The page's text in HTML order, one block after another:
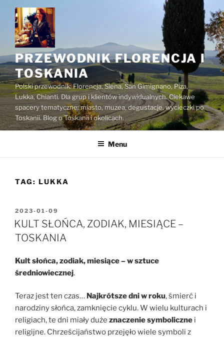
Przejdź
treści
PRZEWODNIK FLORENCJA I
TOSKANIA
Polski przewodnik: Florencja, Siena, San Gimignano, Piza,
Lukka, Chianti. Dla grup i klientów indywidualnych. Ciekawe
spacery tematyczne: miasto, muzea, degustacje, wycieczki po
Toskanii. Blog o Toskanii i okolicach.
Menu
TAG: LUKKA
OPUBLIKOWANE
W
2023-01-09
KULT SŁOŃCA, ZODIAK, MIESIĄCE –
TOSKANIA
Kult słońca, zodiak, miesiące – w sztuce
średniowiecznej.
Teraz jest ten czas… Najkrótsze dni w roku, śmierć i
narodziny słońca, zamknięcie cyklu. W wielu kulturach i
religiach, te dni miały duże znaczenie symboliczne i
religijne. Chrześcijaństwo przejęło wiele symboli z